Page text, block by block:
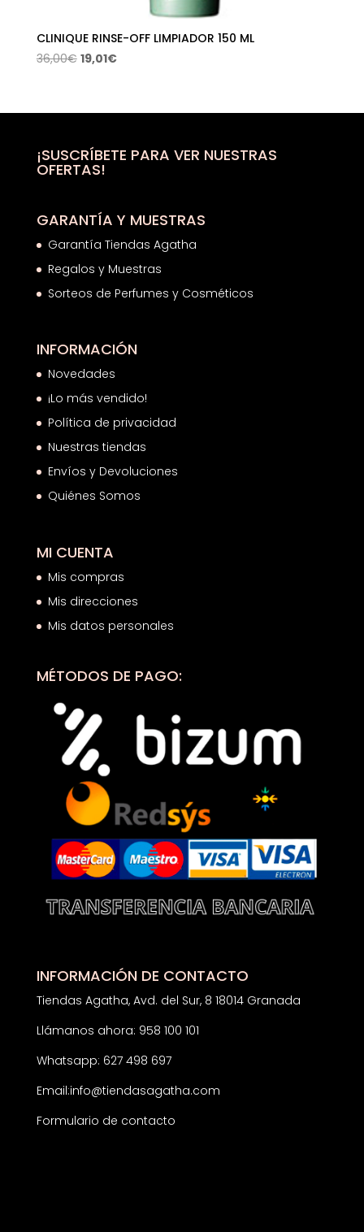
CLINIQUE RINSE-OFF LIMPIADOR 150 ML
36,00€ El
era:
19,01€El
es:
¡SUSCRÍBETE PARA VER NUESTRAS
OFERTAS!
GARANTÍA Y MUESTRAS
Garantía Tiendas Agatha
Regalos y Muestras
Sorteos de Perfumes y Cosméticos
INFORMACIÓN
Novedades
¡Lo más vendido!
Política de privacidad
Nuestras tiendas
Envíos y Devoluciones
Quiénes Somos
MI CUENTA
Mis compras
Mis direcciones
Mis datos personales
MÉTODOS DE PAGO:
INFORMACIÓN DE CONTACTO
Tiendas Agatha, Avd. del Sur, 8 18014 Granada
Llámanos ahora: 958 100 101
Whatsapp: 627 498 697
Email:info@tiendasagatha.com
Formulario de contacto